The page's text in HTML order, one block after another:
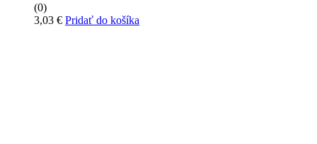
(0)
3,03 € Pridať do košíka